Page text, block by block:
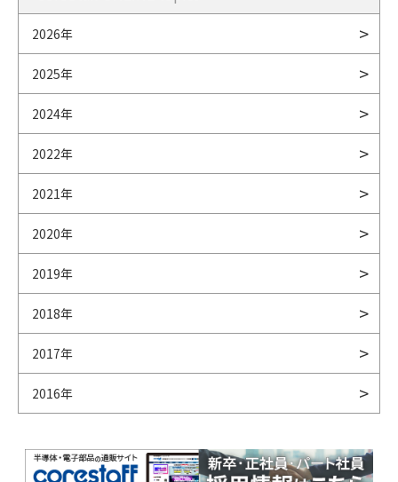
2026年
2025年
2024年
2022年
2021年
2020年
2019年
2018年
2017年
2016年